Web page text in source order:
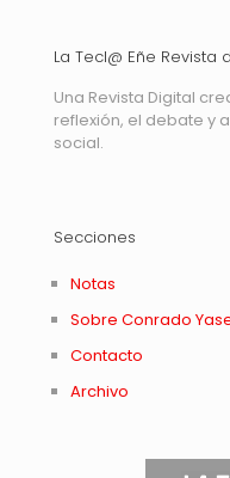
La Tecl@ Eñe Revista
Una Revista Digital
reflexión, el debate y
social.
Secciones
Notas
Sobre Conrado
Contacto
Archivo